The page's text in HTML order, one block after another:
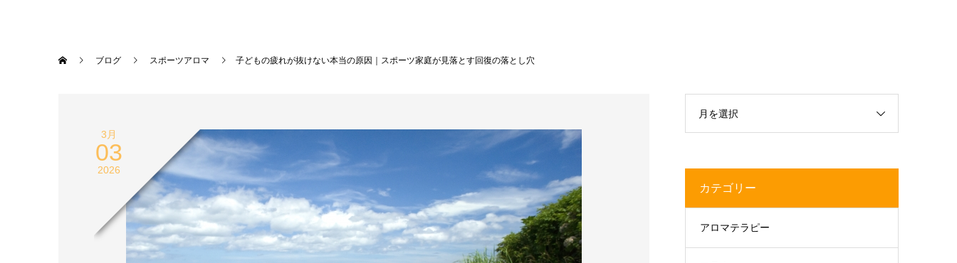
ブログ スポーツアロマ 子どもの疲れが抜けない本当の原因｜スポーツ家庭が見落とす回復の落とし穴
3月
03
2026
月を選択
カテゴリー
アロマテラピー